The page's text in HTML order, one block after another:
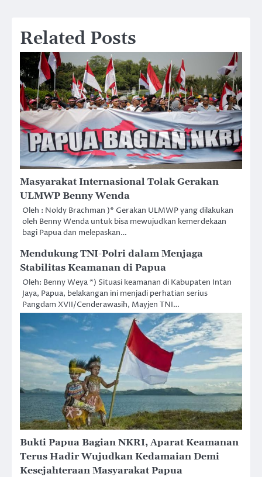
Related Posts
Masyarakat Internasional Tolak Gerakan
ULMWP Benny Wenda
Oleh : Noldy Brachman )* Gerakan ULMWP yang dilakukan
oleh Benny Wenda untuk bisa mewujudkan kemerdekaan
bagi Papua dan melepaskan…
Mendukung TNI-Polri dalam Menjaga
Stabilitas Keamanan di Papua
Oleh: Benny Weya *) Situasi keamanan di Kabupaten Intan
Jaya, Papua, belakangan ini menjadi perhatian serius
Pangdam XVII/Cenderawasih, Mayjen TNI…
Bukti Papua Bagian NKRI, Aparat Keamanan
Terus Hadir Wujudkan Kedamaian Demi
Kesejahteraan Masyarakat Papua